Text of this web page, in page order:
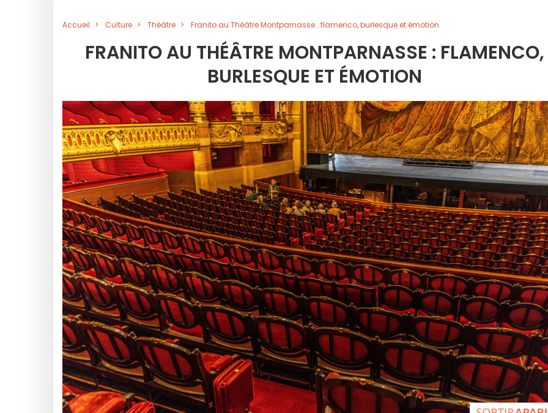
Accueil Culture Théâtre Franito au Théâtre Montparnasse : flamenco, burlesque et émotion
FRANITO AU THÉÂTRE MONTPARNASSE : FLAMENCO,
BURLESQUE ET ÉMOTION